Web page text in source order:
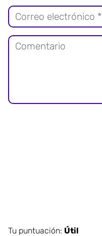
Tu puntuación: Útil